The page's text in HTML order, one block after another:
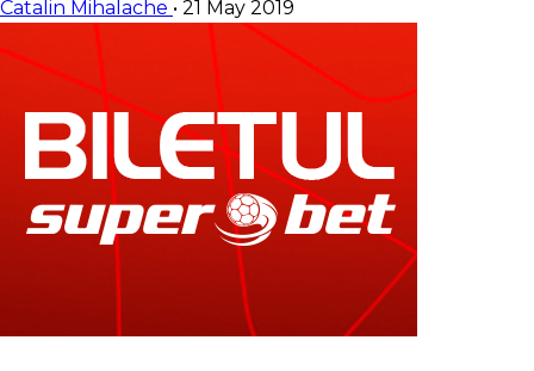
Catalin Mihalache • 21 May 2019